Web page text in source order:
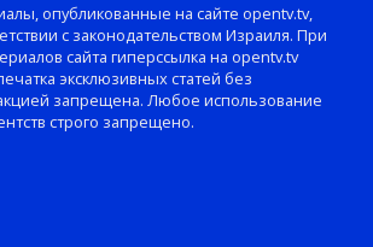
опубликованные на сайте opentv.tv,
с законодательством Израиля. При
сайта гиперссылка на opentv.tv
эксклюзивных статей без
запрещена. Любое использование
строго запрещено.